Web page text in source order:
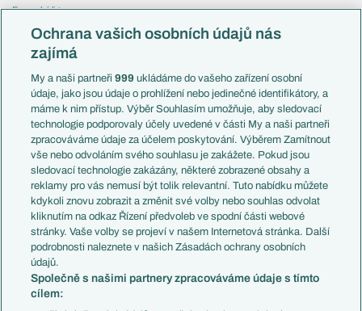
Evropská liga
Mistrovství světa
Liga národů
Témata
Představení týmů MS
EuroSkauting
PL v kostce
Evropské koeficienty
Přestupy
Přestupové spekulace
Zranění
Kluby
Arsenal FC
Chelsea FC
Manchester United
AC Milán
Juventus FC
Česko
Francie
Itálie
Německo
Španělsko
Argentina
Brazílie
Přestupy
Zápasy
Livescore
Tipovací soutěž
Ochrana vašich osobních údajů nás
zajímá
My a naši partneři999 ukládáme do vašeho zařízení osobní
údaje, jako jsou údaje o prohlížení nebo jedinečné identifikátory, a
máme k nim přístup. Výběr Souhlasím umožňuje, aby sledovací
technologie podporovaly účely uvedené v části My a naši partneři
zpracováváme údaje za účelem poskytování. Výběrem Zamítnout
vše nebo odvoláním svého souhlasu je zakážete. Pokud jsou
sledovací technologie zakázány, některé zobrazené obsahy a
reklamy pro vás nemusí být tolik relevantní. Tuto nabídku můžete
kdykoli znovu zobrazit a změnit své volby nebo souhlas odvolat
kliknutím na odkaz Řízení předvoleb ve spodní části webové
stránky. Vaše volby se projeví v našem Internetová stránka. Další
podrobnosti naleznete v našich Zásadách ochrany osobních
údajů.
Společně s našimi partnery zpracováváme údaje s tímto
cílem: